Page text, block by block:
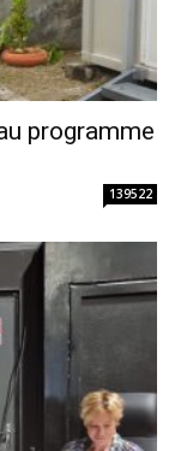
programme
139522